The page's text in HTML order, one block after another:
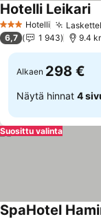
3 Tähtiluokitus
Hotelli
Hotelli Leikari
6,7 1 943 9.4
Alkaen 298 €
Näytä hinnat 4
Suosittu valinta
SpaHotel